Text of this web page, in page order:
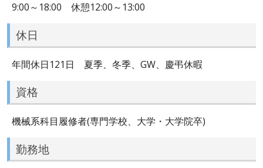
9:00～18:00 休憩12:00～13:00
休日
年間休日121日 夏季、冬季、GW、慶弔休暇
資格
機械系科目履修者(専門学校、大学・大学院卒)
勤務地